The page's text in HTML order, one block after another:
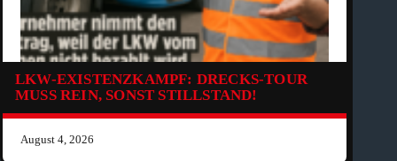
LKW-EXISTENZKAMPF: DRECKS-TOUR
MUSS REIN, SONST STILLSTAND!
August 4, 2026